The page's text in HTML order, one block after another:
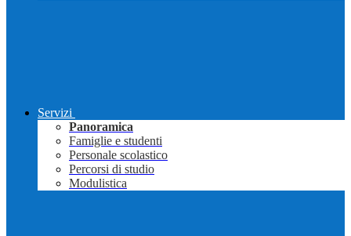
Servizi
Panoramica
Famiglie e studenti
Personale scolastico
Percorsi di studio
Modulistica